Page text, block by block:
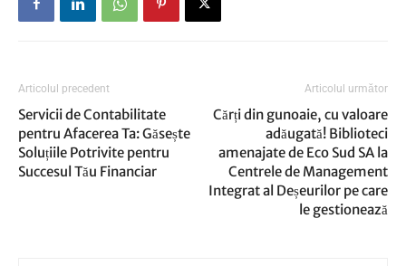
Articolul precedent
Servicii de Contabilitate
pentru Afacerea Ta: Găsește
Soluțiile Potrivite pentru
Succesul Tău Financiar
Articolul următor
Cărți din gunoaie, cu valoare
adăugată! Biblioteci
amenajate de Eco Sud SA la
Centrele de Management
Integrat al Deșeurilor pe care
le gestionează